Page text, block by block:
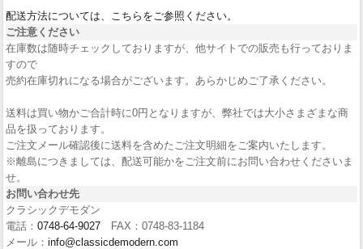
配送方法については、こちらをご参照ください。
ご注意ください
在庫数は随時チェックしておりますが、他サイトでの販売も行っておりま
すので
売約在庫切れになる場合がございます。あらかじめご了承ください。
送料は買い物かご合計時に0円となりますが、弊社では大小さまざまな商
品を扱っております。
ご注文メール確認後に送料を含めたご注文明細をご案内いたします。
※離島につきましては、配送可能かをご注文前にお問い合わせくださいま
せ。
お問い合わせ先
クラシックデモダン
電話： 0748-64-9027 FAX：0748-83-1184
メール： info@classicdemodern.com